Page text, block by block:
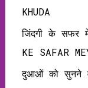
KHUDA
जिंदगी के
KE SAFAR
दुआओं को सुनने